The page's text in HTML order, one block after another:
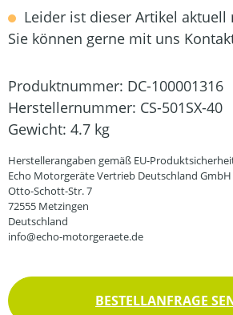
Leider ist dieser Artikel aktuell
Sie können gerne mit uns
Produktnummer: DC-100001316
Herstellernummer: CS-501SX-40
Gewicht: 4.7 kg
Herstellerangaben gemäß EU-
Echo Motorgeräte Vertrieb Deutschland GmbH
Otto-Schott-Str. 7
72555 Metzingen
Deutschland
info@echo-motorgeraete.de
BESTELLANFRAGE